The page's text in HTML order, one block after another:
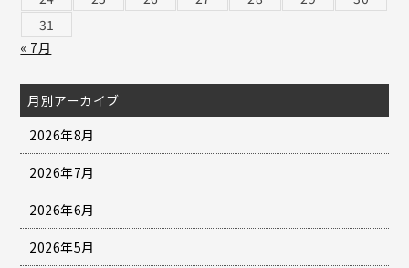
31
« 7月
月別アーカイブ
2026年8月
2026年7月
2026年6月
2026年5月